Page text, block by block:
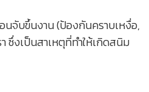
จับขึ้นงาน (ป้องกันคราบเหงื่อ,
ซึ่งเป็นสาเหตุที่ทำให้เกิดสนิม